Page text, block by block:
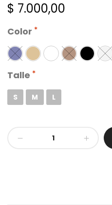
$ 7.000,00
Color
Talle
S M L
Musculosa